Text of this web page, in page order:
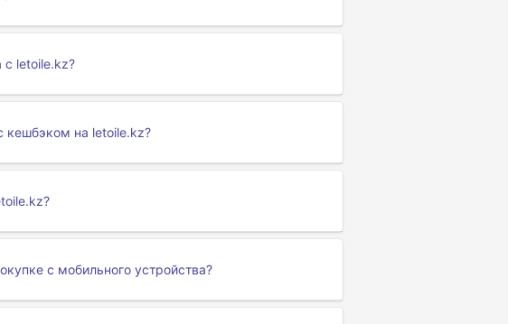
letoile.kz?
кешбэком на letoile.kz?
с мобильного устройства?